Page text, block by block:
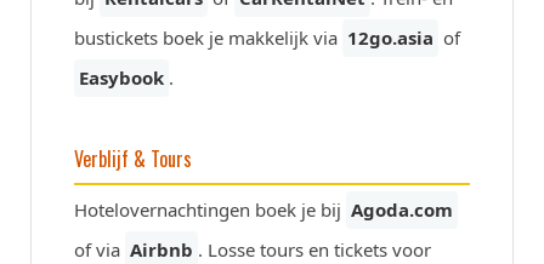
bustickets boek je makkelijk via 12go.asia of
Easybook .
Verblijf & Tours
Hotelovernachtingen boek je bij Agoda.com
of via Airbnb . Losse tours en tickets voor